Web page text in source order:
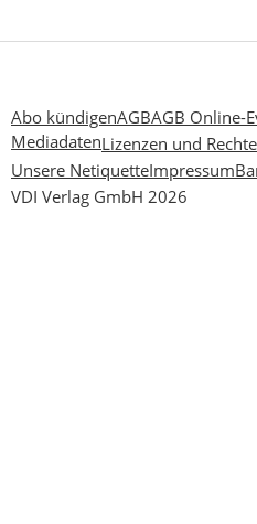
Abo kündigenAGBAGB Online-
MediadatenLizenzen und Rechte
Unsere NetiquetteImpressum
VDI Verlag GmbH 2026